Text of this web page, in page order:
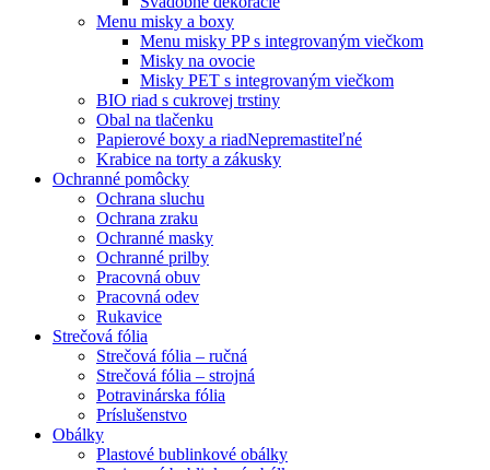
Menu misky a boxy
Menu misky PP s integrovaným viečkom
Misky na ovocie
Misky PET s integrovaným viečkom
BIO riad s cukrovej trstiny
Obal na tlačenku
Papierové boxy a riadNepremastiteľné
Krabice na torty a zákusky
Ochranné pomôcky
Ochrana sluchu
Ochrana zraku
Ochranné masky
Ochranné prilby
Pracovná obuv
Pracovná odev
Rukavice
Strečová fólia
Strečová fólia – ručná
Strečová fólia – strojná
Potravinárska fólia
Príslušenstvo
Obálky
Plastové bublinkové obálky